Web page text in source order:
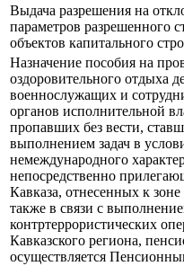
Выдача разрешения на
параметров разрешенного
объектов капитального
Назначение пособия на
оздоровительного отдыха
военнослужащих и
органов исполнительной
пропавших без вести,
выполнением задач в
немеждународного
непосредственно
Кавказа, отнесенных к
также в связи с
контртеррористических
Кавказского региона,
осуществляется